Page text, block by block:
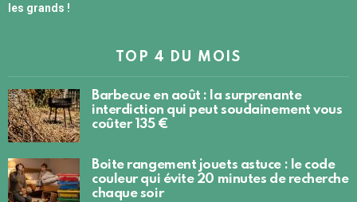
les grands !
TOP 4 DU MOIS
Barbecue en août : la surprenante
interdiction qui peut soudainement vous
coûter 135 €
Boite rangement jouets astuce : le code
couleur qui évite 20 minutes de recherche
chaque soir